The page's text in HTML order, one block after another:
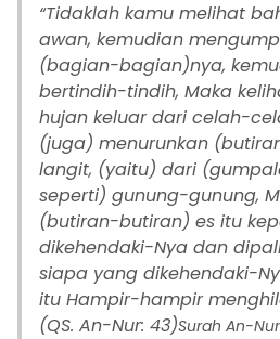
“Tidaklah kamu melihat
awan, kemudian
(bagian-bagian)nya,
bertindih-tindih, Maka
hujan keluar dari celah-
(juga) menurunkan
langit, (yaitu) dari
seperti) gunung-gunung,
(butiran-butiran) es itu
dikehendaki-Nya dan
siapa yang dikehendaki-
itu Hampir-hampir
(QS. An-Nur: 43)Surah An-